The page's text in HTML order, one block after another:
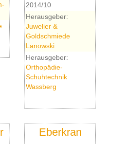
2014/10
Herausgeber:
Juwelier &
Goldschmiede
Lanowski
Herausgeber:
Orthopädie-
Schuhtechnik
Wassberg
Eberkran